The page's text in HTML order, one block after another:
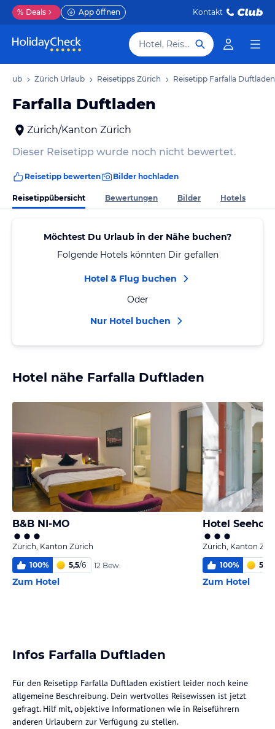
% Deals App öffnen Kontakt
Hotel, Reiseziel
Zürich Urlaub Reisetipps Zürich Reisetipp Farfalla Duftladen
Farfalla Duftladen
Zürich/Kanton Zürich
Dieser Reisetipp wurde noch nicht bewertet.
Reisetipp bewerten Bilder hochladen
Reisetippübersicht Bewertungen Bilder Hotels
Möchtest Du Urlaub in der Nähe buchen?
Folgende Hotels könnten Dir gefallen
Hotel & Flug buchen
Oder
Nur Hotel buchen
Hotel nähe Farfalla Duftladen
B&B NI-MO
Zürich, Kanton Zürich
100% 5,5/6 12 Bew.
Zum Hotel
Hotel Seehof
Zürich, Kanton
100% 5,5
Zum Hotel
Infos Farfalla Duftladen
Für den Reisetipp Farfalla Duftladen existiert leider noch keine
allgemeine Beschreibung. Dein wertvolles Reisewissen ist jetzt
gefragt. Hilf mit, objektive Informationen wie in Reiseführern
anderen Urlaubern zur Verfügung zu stellen.